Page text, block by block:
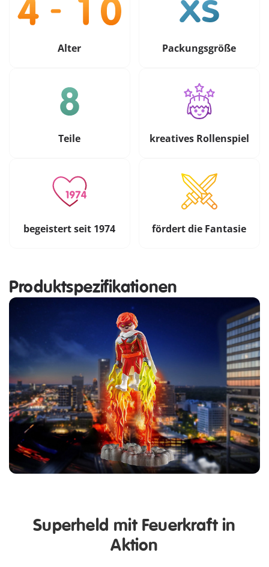
Alter Packungsgröße
Teile kreatives Rollenspiel
begeistert seit 1974 fördert die Fantasie
Produktspezifikationen
Superheld mit Feuerkraft in
Aktion